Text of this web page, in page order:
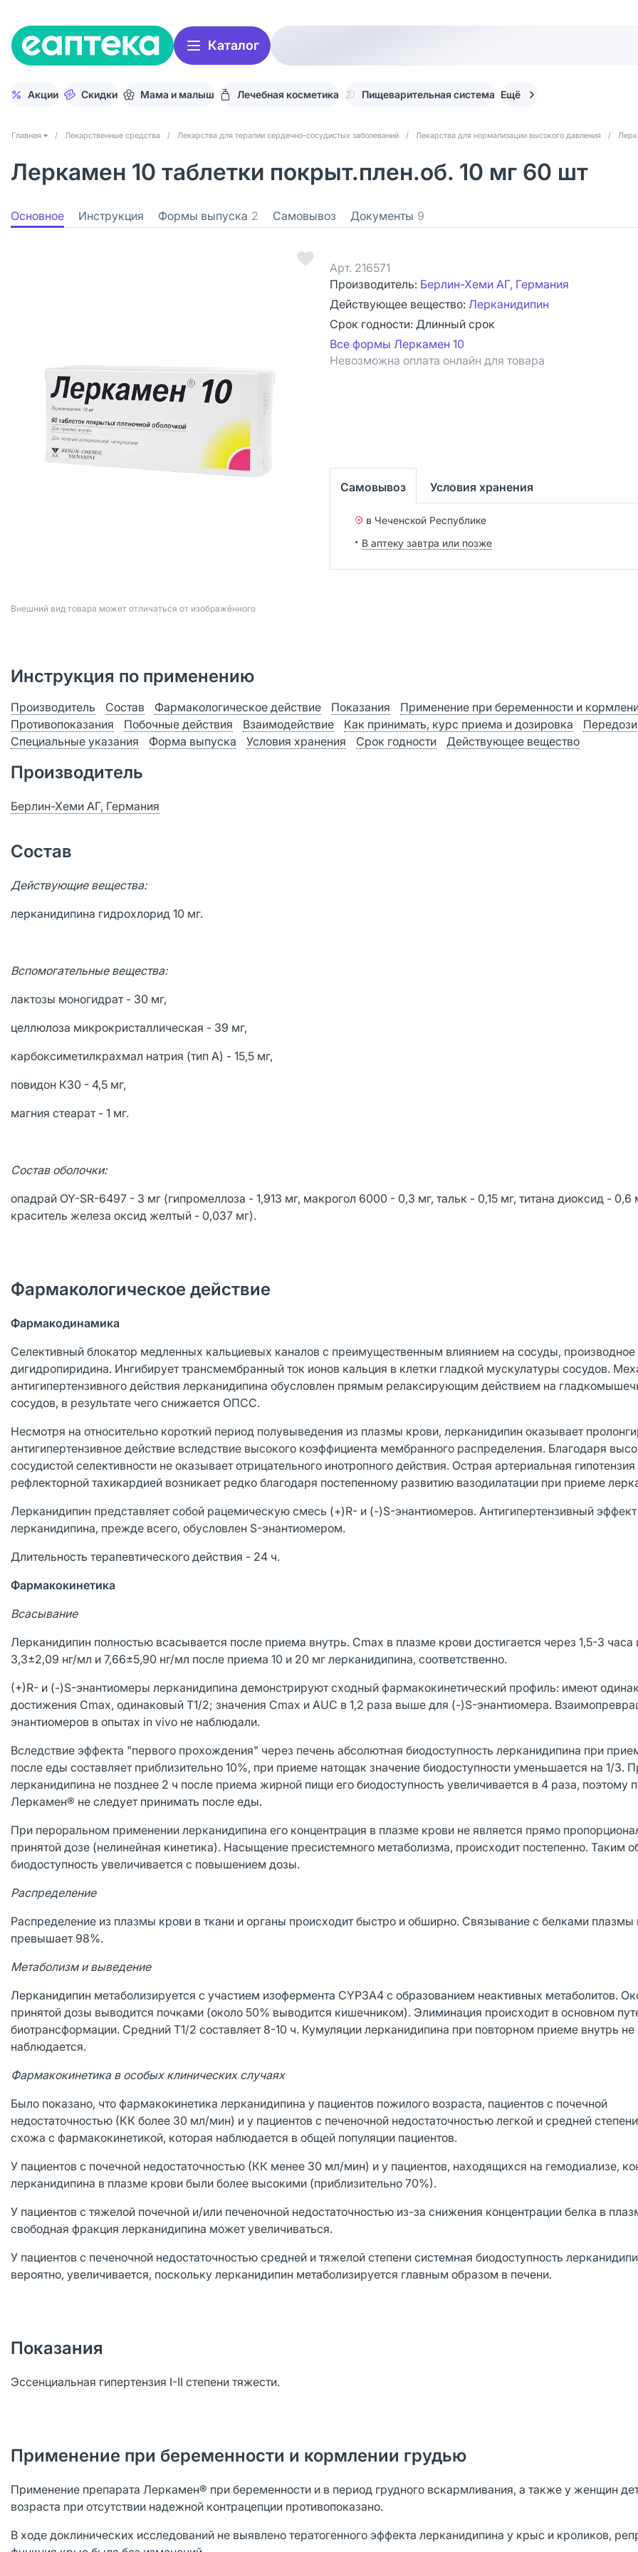
Каталог
Акции Скидки Мама и малыш Лечебная косметика Пищеварительная система Ещё
Главная / Лекарственные средства / Лекарства для терапии сердечно-сосудистых заболеваний / Лекарства для нормализации высокого давления /
Леркамен 10 таблетки покрыт.плен.об. 10 мг 60 шт
Основное Инструкция Формы выпуска 2 Самовывоз Документы 9
Bнешний вид товара может отличаться от изображённого
Арт. 216571
Производитель: Берлин-Хеми АГ, Германия
Действующее вещество: Лерканидипин
Срок годности: Длинный срок
Все формы Леркамен 10
Невозможна оплата онлайн для товара
Самовывоз Условия хранения
в Чеченской Республике
В аптеку завтра или позже
Инструкция по применению
Производитель Состав Фармакологическое действие Показания
Применение при беременности и
Противопоказания
Побочные действия Взаимодействие Как принимать, курс приема и дозировка
Специальные указания
Форма выпуска Условия хранения Срок годности Действующее вещество
Производитель
Берлин-Хеми АГ, Германия
Состав
Действующие вещества:
лерканидипина гидрохлорид 10 мг.
Вспомогательные вещества:
лактозы моногидрат - 30 мг,
целлюлоза микрокристаллическая - 39 мг,
карбоксиметилкрахмал натрия (тип А) - 15,5 мг,
повидон К30 - 4,5 мг,
магния стеарат - 1 мг.
Состав оболочки:
опадрай OY-SR-6497 - 3 мг (гипромеллоза - 1,913 мг, макрогол 6000 - 0,3 мг, тальк - 0,15 мг, титана диоксид - 0,6
краситель железа оксид желтый - 0,037 мг).
Фармакологическое действие
Фармакодинамика
Селективный блокатор медленных кальциевых каналов с преимущественным влиянием на сосуды, производное
дигидропиридина. Ингибирует трансмембранный ток ионов кальция в клетки гладкой мускулатуры сосудов.
антигипертензивного действия лерканидипина обусловлен прямым релаксирующим действием на
сосудов, в результате чего снижается ОПСС.
Несмотря на относительно короткий период полувыведения из плазмы крови, лерканидипин оказывает
антигипертензивное действие вследствие высокого коэффициента мембранного распределения. Благодаря
сосудистой селективности не оказывает отрицательного инотропного действия. Острая артериальная гипотензия
рефлекторной тахикардией возникает редко благодаря постепенному развитию вазодилатации при приеме
Лерканидипин представляет собой рацемическую смесь (+)R- и (-)S-энантиомеров. Антигипертензивный эффект
лерканидипина, прежде всего, обусловлен S-энантиомером.
Длительность терапевтического действия - 24 ч.
Фармакокинетика
Всасывание
Лерканидипин полностью всасывается после приема внутрь. Cmax в плазме крови достигается через 1,5-3 часа
3,3±2,09 нг/мл и 7,66±5,90 нг/мл после приема 10 и 20 мг лерканидипина, соответственно.
(+)R- и (-)S-энантиомеры лерканидипина демонстрируют сходный фармакокинетический профиль: имеют
достижения Cmax, одинаковый T1/2; значения Cmax и АUC в 1,2 раза выше для (-)S-энантиомера.
энантиомеров в опытах in vivo не наблюдали.
Вследствие эффекта "первого прохождения" через печень абсолютная биодоступность лерканидипина при
после еды составляет приблизительно 10%, при приеме натощак значение биодоступности уменьшается на 1/3.
лерканидипина не позднее 2 ч после приема жирной пищи его биодоступность увеличивается в 4 раза, поэтому
Леркамен® не следует принимать после еды.
При пероральном применении лерканидипина его концентрация в плазме крови не является прямо
принятой дозе (нелинейная кинетика). Насыщение пресистемного метаболизма, происходит постепенно. Таким
биодоступность увеличивается с повышением дозы.
Распределение
Распределение из плазмы крови в ткани и органы происходит быстро и обширно. Связывание с белками плазмы
превышает 98%.
Метаболизм и выведение
Лерканидипин метаболизируется с участием изофермента CYP3A4 с образованием неактивных метаболитов.
принятой дозы выводится почками (около 50% выводится кишечником). Элиминация происходит в основном
биотрансформации. Средний T1/2 составляет 8-10 ч. Кумуляции лерканидипина при повторном приеме внутрь не
наблюдается.
Фармакокинетика в особых клинических случаях
Было показано, что фармакокинетика лерканидипина у пациентов пожилого возраста, пациентов с почечной
недостаточностью (КК более 30 мл/мин) и у пациентов с печеночной недостаточностью легкой и средней
схожа с фармакокинетикой, которая наблюдается в общей популяции пациентов.
У пациентов с почечной недостаточностью (КК менее 30 мл/мин) и у пациентов, находящихся на гемодиализе,
лерканидипина в плазме крови были более высокими (приблизительно 70%).
У пациентов с тяжелой почечной и/или печеночной недостаточностью из-за снижения концентрации белка в
свободная фракция лерканидипина может увеличиваться.
У пациентов с печеночной недостаточностью средней и тяжелой степени системная биодоступность
вероятно, увеличивается, поскольку лерканидипин метаболизируется главным образом в печени.
Показания
Эссенциальная гипертензия I-II степени тяжести.
Применение при беременности и кормлении грудью
Применение препарата Леркамен® при беременности и в период грудного вскармливания, а также у женщин
возраста при отсутствии надежной контрацепции противопоказано.
В ходе доклинических исследований не выявлено тератогенного эффекта лерканидипина у крыс и кроликов,